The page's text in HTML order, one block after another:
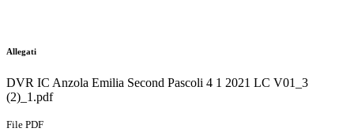
Allegati
DVR IC Anzola Emilia Second Pascoli 4 1 2021 LC V01_3
(2)_1.pdf
File PDF